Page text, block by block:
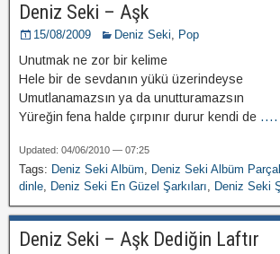
Deniz Seki – Aşk
15/08/2009 Deniz Seki, Pop
Unutmak ne zor bir kelime
Hele bir de sevdanın yükü üzerindeyse
Umutlanamazsın ya da unutturamazsın
Yüreğin fena halde çırpınır durur kendi de ....
Updated: 04/06/2010 — 07:25
Tags: Deniz Seki Albüm, Deniz Seki Albüm
dinle, Deniz Seki En Güzel Şarkıları, Deniz Seki
Deniz Seki – Aşk Dediğin Laftır